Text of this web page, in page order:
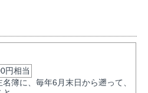
相当
簿に、毎年6月末日から遡って、